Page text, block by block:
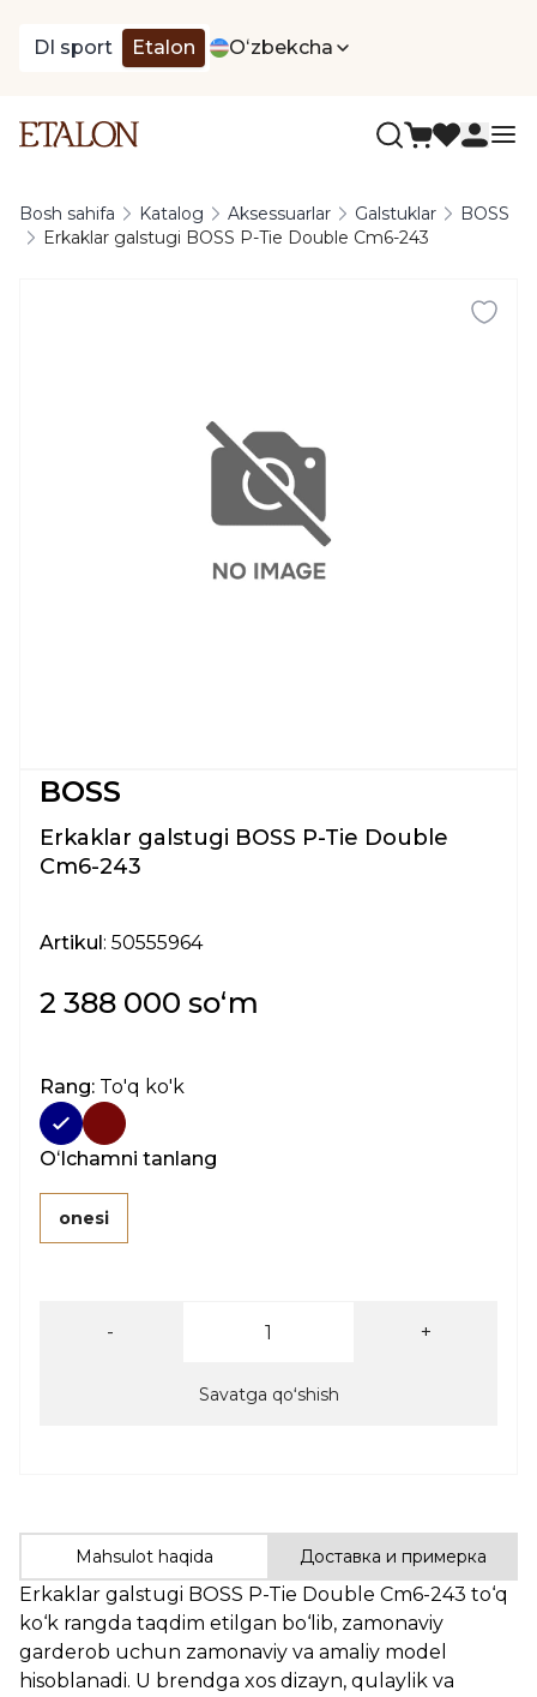
DI sport Etalon Oʻzbekcha
Bosh sahifa Katalog Aksessuarlar Galstuklar
BOSS
Erkaklar galstugi BOSS P-Tie Double Cm6-243
BOSS
Erkaklar galstugi BOSS P-Tie Double
Cm6-243
Artikul : 50555964
2 388 000 soʻm
Rang: To'q ko'k
Oʻlchamni tanlang
onesi
- +
Savatga qoʻshish
Mahsulot haqida Доставка и примерка
Erkaklar galstugi BOSS P-Tie Double Cm6-243 to‘q
ko‘k rangda taqdim etilgan bo‘lib, zamonaviy
garderob uchun zamonaviy va amaliy model
hisoblanadi. U brendga xos dizayn, qulaylik va